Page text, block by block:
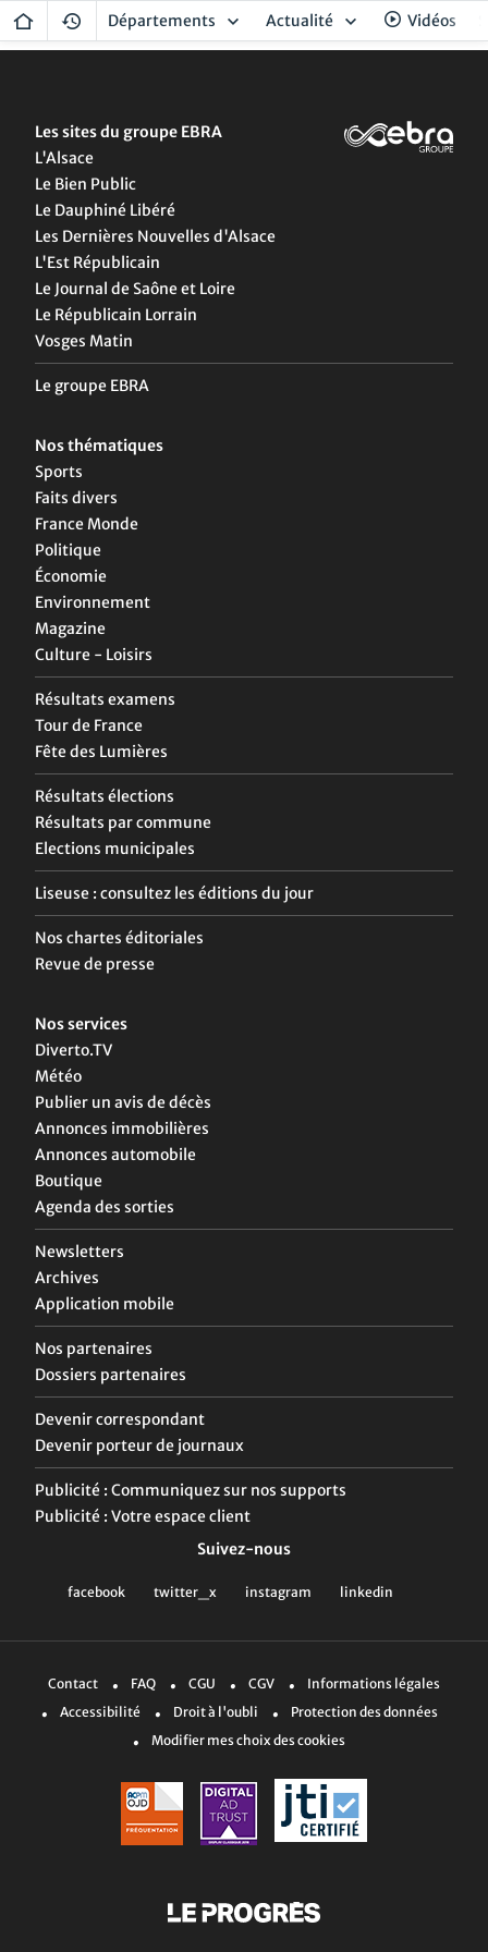
Départements Actualité Vidéos
Les sites du groupe EBRA
L'Alsace
Le Bien Public
Le Dauphiné Libéré
Les Dernières Nouvelles d'Alsace
L'Est Républicain
Le Journal de Saône et Loire
Le Républicain Lorrain
Vosges Matin
Le groupe EBRA
Nos thématiques
Sports
Faits divers
France Monde
Politique
Économie
Environnement
Magazine
Culture - Loisirs
Résultats examens
Tour de France
Fête des Lumières
Résultats élections
Résultats par commune
Elections municipales
Liseuse : consultez les éditions du jour
Nos chartes éditoriales
Revue de presse
Nos services
Diverto.TV
Météo
Publier un avis de décès
Annonces immobilières
Annonces automobile
Boutique
Agenda des sorties
Newsletters
Archives
Application mobile
Nos partenaires
Dossiers partenaires
Devenir correspondant
Devenir porteur de journaux
Publicité : Communiquez sur nos supports
Publicité : Votre espace client
Suivez-nous
Contact FAQ CGU CGV
Informations légales
Accessibilité
Droit à l'oubli
Protection des données
Modifier mes choix des cookies